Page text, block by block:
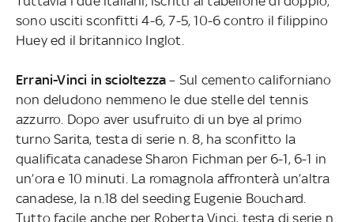
sono usciti sconfitti 4-6, 7-5, 10-6 contro il filippino
Huey ed il britannico Inglot.
Errani-Vinci in scioltezza – Sul cemento californiano
non deludono nemmeno le due stelle del tennis
azzurro. Dopo aver usufruito di un bye al primo
turno Sarita, testa di serie n. 8, ha sconfitto la
qualificata canadese Sharon Fichman per 6-1, 6-1 in
un’ora e 10 minuti. La romagnola affronterà un’altra
canadese, la n.18 del seeding Eugenie Bouchard.
Tutto facile anche per Roberta Vinci, testa di serie n.